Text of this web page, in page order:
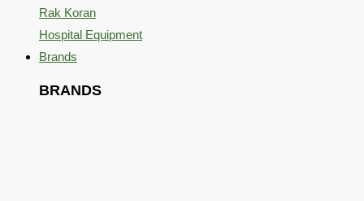
Rak Koran
Hospital Equipment
Brands
BRANDS